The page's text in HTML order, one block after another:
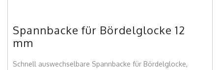
Spannbacke für Bördelglocke 12
mm
Schnell auswechselbare Spannbacke für Bördelglocke,